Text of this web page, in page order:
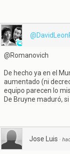
@Romanovich
De hecho ya en el
aumentado (ni
equipo parecen lo
De Bruyne maduró,
Jose Luis ·